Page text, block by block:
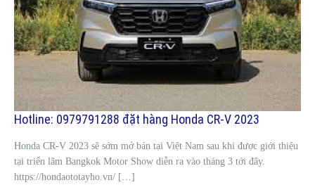
Hotline: 0979791288 đặt hàng Honda CR-V 2023
Honda CR-V 2023 sẽ sớm mở bán tại Việt Nam sau khi được giới thiệu
tại triển lãm Bangkok Motor Show diễn ra vào tháng 3 tới đây.
https://hondaototayho.vn/ […]